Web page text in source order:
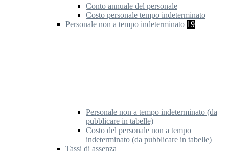
Conto annuale del personale
Costo personale tempo indeterminato
Personale non a tempo indeterminato 19
Personale non a tempo indeterminato (da
pubblicare in tabelle)
Costo del personale non a tempo
indeterminato (da pubblicare in tabelle)
Tassi di assenza